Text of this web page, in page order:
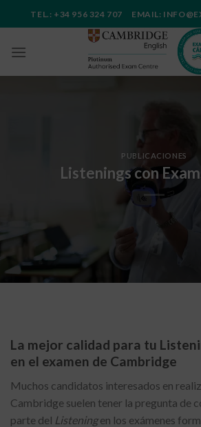
al
TEL.: +34 956 324 707 EMAIL:
PUBLICACIONES
Listenings con
La mejor calidad para tu
en el examen de Cambridge
Muchos candidatos interesados en
Cambridge suelen tener la pregunta de
parte del Listeningen los exámenes